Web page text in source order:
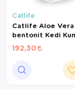
Catlife
Catlife Aloe Vera
bentonit Kedi
192,30